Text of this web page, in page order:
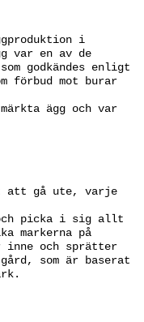
i
var en av de
godkändes enligt
förbud mot burar
märkta ägg och var
att gå ute, varje
picka i sig allt
markerna på
inne och sprätter
som är baserat